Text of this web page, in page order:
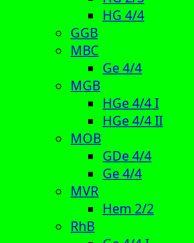
HG 4/4
GGB
MBC
Ge 4/4
MGB
HGe 4/4 I
HGe 4/4 II
MOB
GDe 4/4
Ge 4/4
MVR
Hem 2/2
RhB